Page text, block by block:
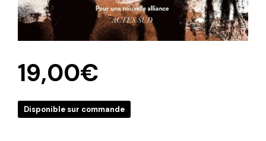
19,00€
Disponible sur commande